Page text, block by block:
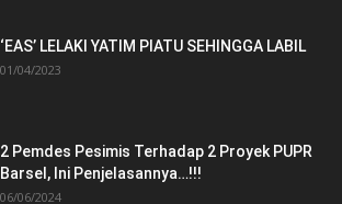
‘EAS’ LELAKI YATIM PIATU SEHINGGA LABIL
01/04/2023
2 Pemdes Pesimis Terhadap 2 Proyek PUPR
Barsel, Ini Penjelasannya…!!!
06/06/2024